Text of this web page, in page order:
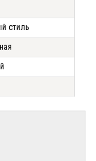
стиль